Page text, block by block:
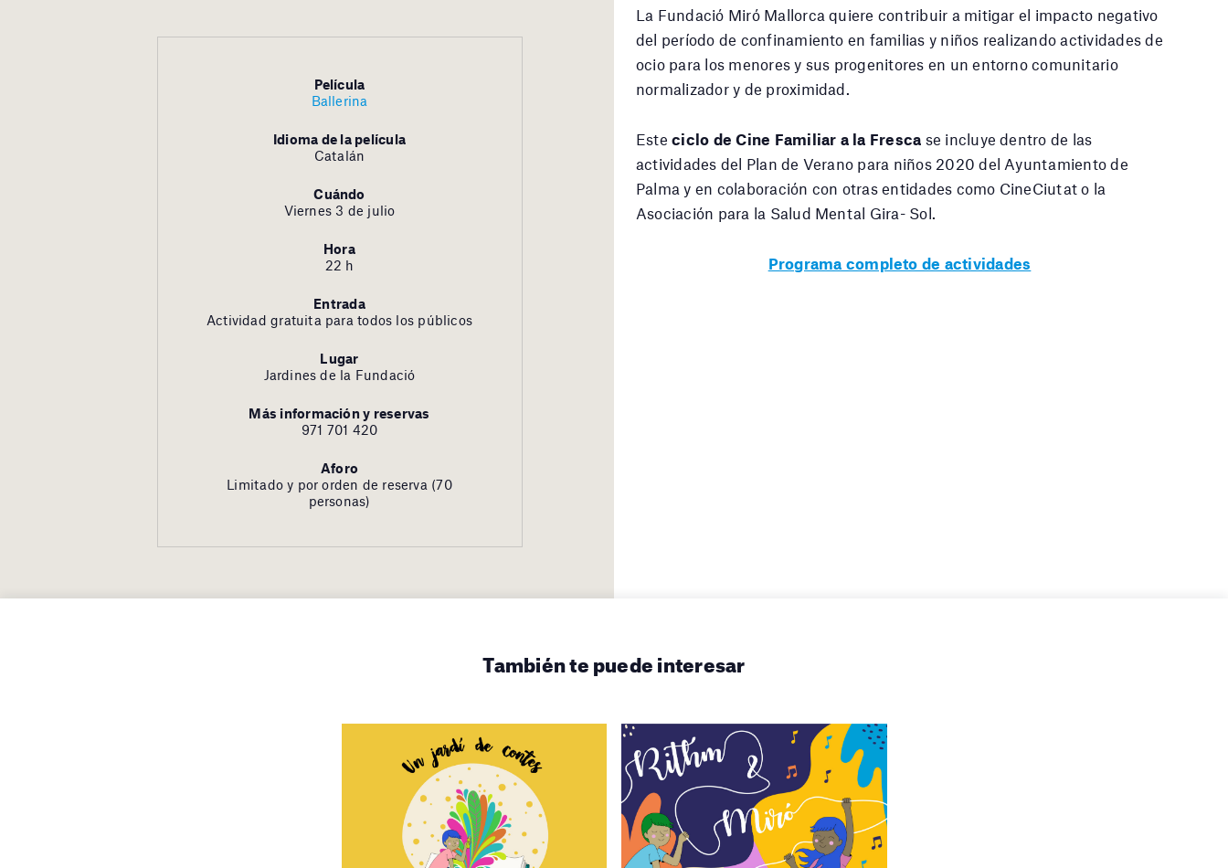
Película
Ballerina
Idioma de la película
Catalán
Cuándo
Viernes 3 de julio
Hora
22 h
Entrada
Actividad gratuita para todos los públicos
Lugar
Jardines de la Fundació
Más información y reservas
971 701 420
Aforo
Limitado y por orden de reserva (70
personas)
La Fundació Miró Mallorca quiere contribuir a mitigar el impacto negativo
del período de confinamiento en familias y niños realizando actividades de
ocio para los menores y sus progenitores en un entorno comunitario
normalizador y de proximidad.
Esteciclo de Cine Familiar a la Fresca se incluye dentro de las
actividades del Plan de Verano para niños 2020 del Ayuntamiento de
Palma y en colaboración con otras entidades como CineCiutat o la
Asociación para la Salud Mental Gira- Sol.
Programa completo de actividades
También te puede interesar